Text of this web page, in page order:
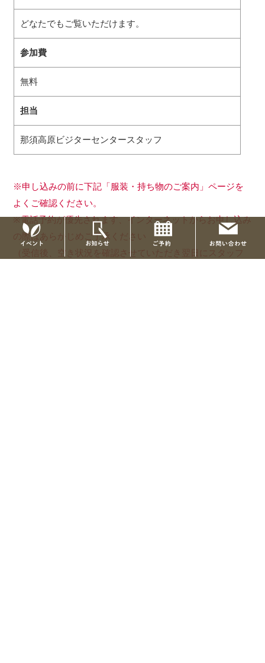
どなたでもご覧いただけます。
参加費
無料
担当
那須高原ビジターセンタースタッフ
※申し込みの前に下記「服装・持ち物のご案内」ページを
よくご確認ください。
※電話予約が優先されます、インターネットからお申し込み
の際はあらかじめご了承ください
（受信後、空き状況を確認させていただき翌日にスタッフ